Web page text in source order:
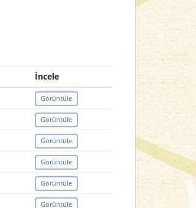
İncele
Görüntüle
Görüntüle
Görüntüle
Görüntüle
Görüntüle
Görüntüle